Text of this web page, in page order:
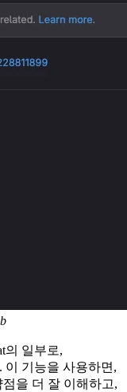
의 일부로,
이 기능을 사용하면,
을 더 잘 이해하고,